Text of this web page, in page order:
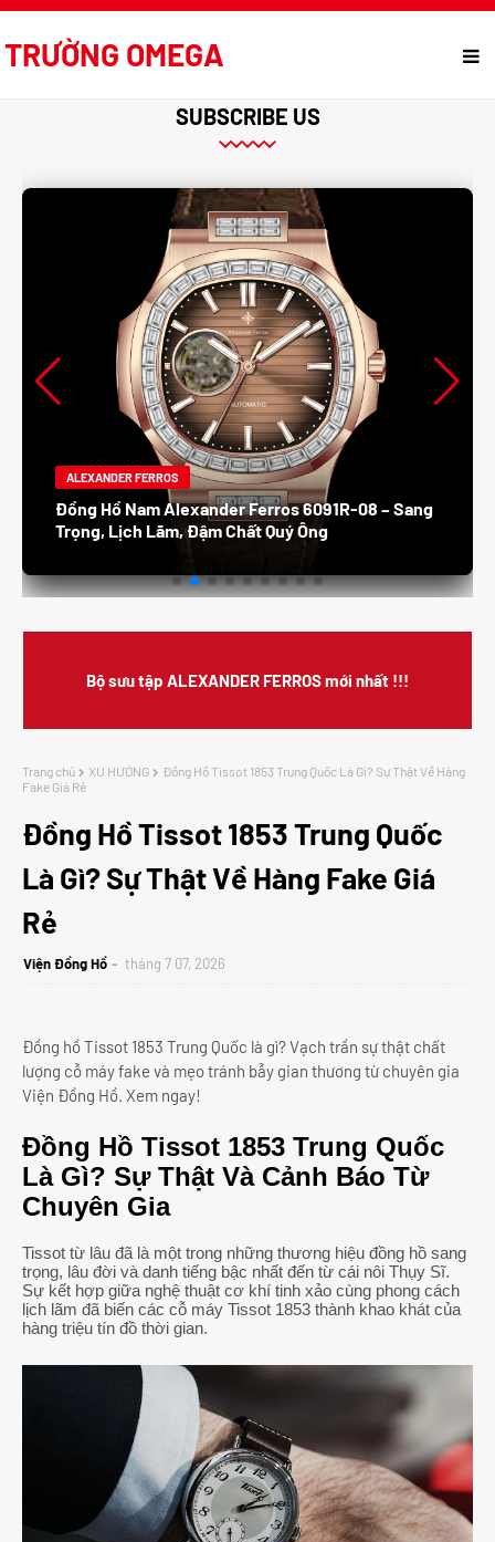
TRƯỜNG OMEGA
SUBSCRIBE US
ALEXANDER FERROS
Đồng Hồ Nam Alexander Ferros 8132S /05 –
Thanh Lịch, Sang Trọng, Đẳng Cấp Doanh Nhân
Bộ sưu tập ALEXANDER FERROS mới nhất !!!
Trang chủ XU HƯỚNG
Đồng Hồ Tissot 1853 Trung Quốc Là Gì? Sự Thật Về Hàng
Fake Giá Rẻ
Đồng Hồ Tissot 1853 Trung Quốc
Là Gì? Sự Thật Về Hàng Fake Giá
Rẻ
Viện Đồng Hồ tháng 7 07, 2026
Đồng hồ Tissot 1853 Trung Quốc là gì? Vạch trần sự thật chất
lượng cỗ máy fake và mẹo tránh bẫy gian thương từ chuyên gia
Viện Đồng Hồ. Xem ngay!
Đồng Hồ Tissot 1853 Trung Quốc
Là Gì? Sự Thật Và Cảnh Báo Từ
Chuyên Gia
Tissot từ lâu đã là một trong những thương hiệu đồng hồ sang
trọng, lâu đời và danh tiếng bậc nhất đến từ cái nôi Thụy Sĩ.
Sự kết hợp giữa nghệ thuật cơ khí tinh xảo cùng phong cách
lịch lãm đã biến các cỗ máy Tissot 1853 thành khao khát của
hàng triệu tín đồ thời gian.